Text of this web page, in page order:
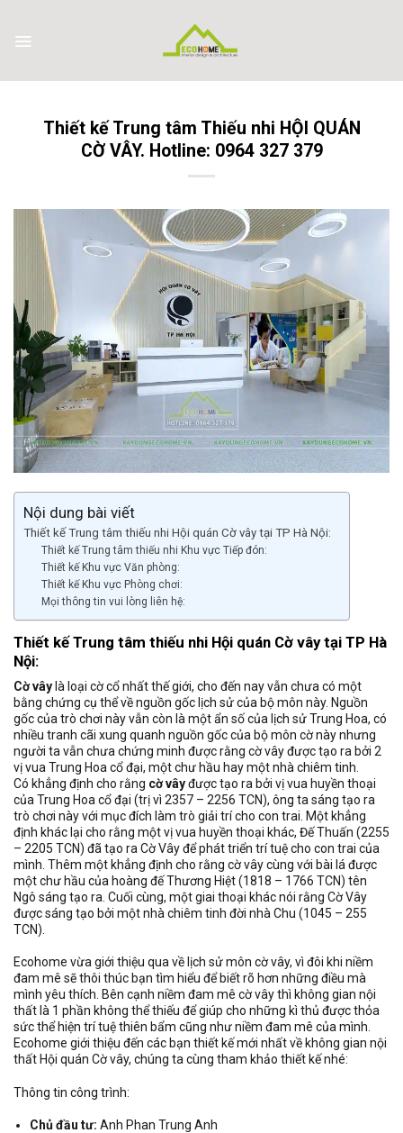
content
Thiết kế Trung tâm Thiếu nhi HỘI QUÁN
CỜ VÂY. Hotline: 0964 327 379
Nội dung bài viết
Thiết kế Trung tâm thiếu nhi Hội quán Cờ vây tại TP Hà Nội:
Thiết kế Trung tâm thiếu nhi Khu vực Tiếp đón:
Thiết kế Khu vực Văn phòng:
Thiết kế Khu vực Phòng chơi:
Mọi thông tin vui lòng liên hệ:
Thiết kế Trung tâm thiếu nhi Hội quán Cờ vây tại TP Hà
Nội:
Cờ vây là loại cờ cổ nhất thế giới, cho đến nay vẫn chưa có một
bằng chứng cụ thể về nguồn gốc lịch sử của bộ môn này. Nguồn
gốc của trò chơi này vẫn còn là một ẩn số của lịch sử Trung Hoa, có
nhiều tranh cãi xung quanh nguồn gốc của bộ môn cờ này nhưng
người ta vẫn chưa chứng minh được rằng cờ vây được tạo ra bởi 2
vị vua Trung Hoa cổ đại, một chư hầu hay một nhà chiêm tinh.
Có khẳng định cho rằng cờ vâyđược tạo ra bởi vị vua huyền thoại
của Trung Hoa cổ đại (trị vì 2357 – 2256 TCN), ông ta sáng tạo ra
trò chơi này với mục đích làm trò giải trí cho con trai. Một khẳng
định khác lại cho rằng một vị vua huyền thoại khác, Đế Thuấn (2255
– 2205 TCN) đã tạo ra Cờ Vây để phát triển trí tuệ cho con trai của
mình. Thêm một khẳng định cho rằng cờ vây cùng với bài lá được
một chư hầu của hoàng đế Thương Hiệt (1818 – 1766 TCN) tên
Ngô sáng tạo ra. Cuối cùng, một giai thoại khác nói rằng Cờ Vây
được sáng tạo bởi một nhà chiêm tinh đời nhà Chu (1045 – 255
TCN).
Ecohome vừa giới thiệu qua về lịch sử môn cờ vây, vì đôi khi niềm
đam mê sẽ thôi thúc bạn tìm hiểu để biết rõ hơn những điều mà
mình yêu thích. Bên cạnh niềm đam mê cờ vây thì không gian nội
thất là 1 phần không thể thiếu để giúp cho những kì thủ được thỏa
sức thể hiện trí tuệ thiên bẩm cũng như niềm đam mê của mình.
Ecohome giới thiệu đến các bạn thiết kế mới nhất về không gian nội
thất Hội quán Cờ vây, chúng ta cùng tham khảo thiết kế nhé:
Thông tin công trình:
Chủ đầu tư: Anh Phan Trung Anh